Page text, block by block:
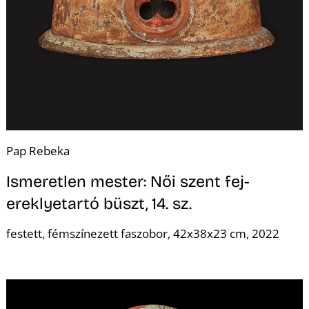
Pap Rebeka
Ismeretlen mester: Női szent fej-
ereklyetartó büszt, 14. sz.
festett, fémszínezett faszobor, 42x38x23 cm, 2022